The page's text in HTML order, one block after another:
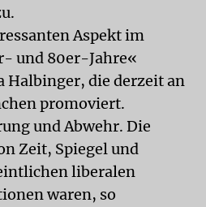
Aspekt im
und 80er-Jahre«
Halbinger, die derzeit an
promoviert.
und Abwehr. Die
Zeit, Spiegel und
liberalen
waren, so